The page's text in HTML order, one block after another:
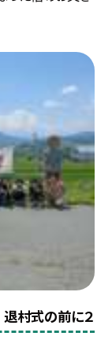
退村式の前に２